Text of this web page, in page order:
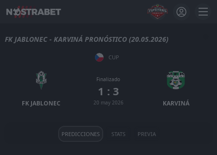
FK JABLONEC - KARVINÁ PRONÓSTICO (20.05.2026)
CUP
FK JABLONEC
Finalizado
1 : 3
20 may 2026 KARVINÁ
PREDICCIONES STATS PREVIA